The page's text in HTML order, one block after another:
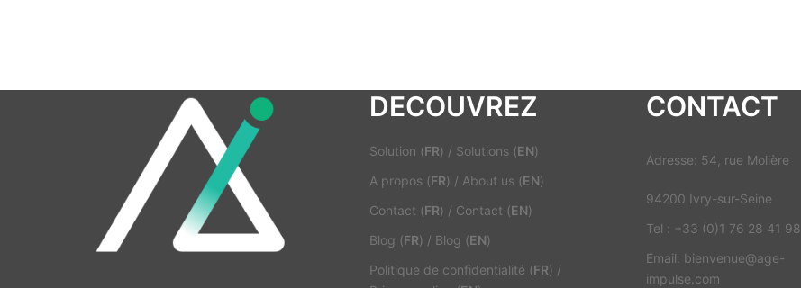
DECOUVREZ
Solution (FR) / Solutions (EN)
A propos (FR) / About us (EN)
Contact (FR) / Contact (EN)
Blog (FR) / Blog (EN)
Politique de confidentialité (FR) /
CONTACT
Adresse: 54, rue Molière
94200 Ivry-sur-Seine
Tel : +33 (0)1 76 28 41 98
Email: bienvenue@age-
impulse.com